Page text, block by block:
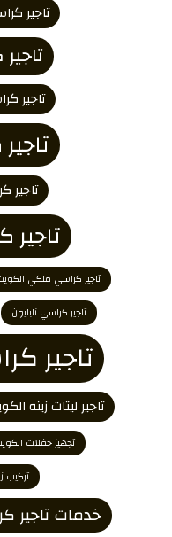
تاجير
تاجير
تاجير كراسي ملكي
تاجير كراسي نابليون
تاجير
تاجير ليتات زينه
تجهيز حفلات
تركيب
خدمات تاجير